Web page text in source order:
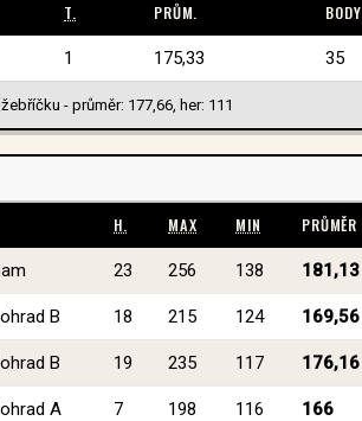
T. PRŮM. BODY
1 175,33 35
- průměr: 177,66, her: 111
H. MAX MIN PRŮMĚR
23 256 138 181,13
B 18 215 124 169,56
B 19 235 117 176,16
A 7 198 116 166